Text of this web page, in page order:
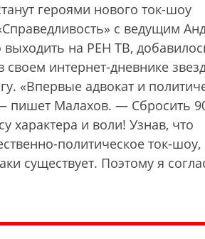
героями нового ток-шоу
с ведущим
на РЕН ТВ,
интернет-дневнике
«Впервые адвокат и
пишет Малахов. — Сбросить
характера и воли! Узнав, что
политическое ток-шоу,
существует. Поэтому я